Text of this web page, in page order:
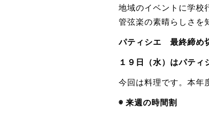
地域のイベントに学校
管弦楽の素晴らしさを
パティシエ 最終締め
１９日（水）はパティ
今回は料理です。本年
◉ 来週の時間割